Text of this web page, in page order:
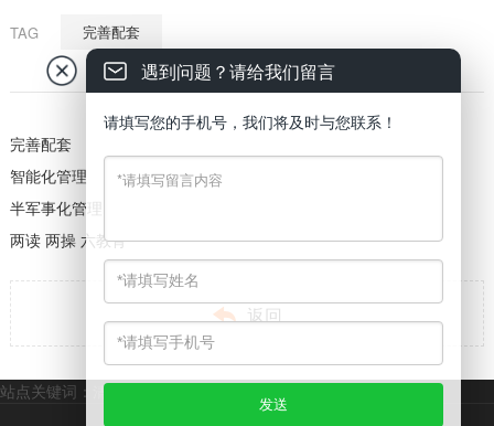
TAG 完善配套
完善配套
智能化管理
半军事化管理
两读 两操 六教育
 返回
站点关键词： 清远市技工学校
遇到问题？请给我们留言
请填写您的手机号，我们将及时与您联系！